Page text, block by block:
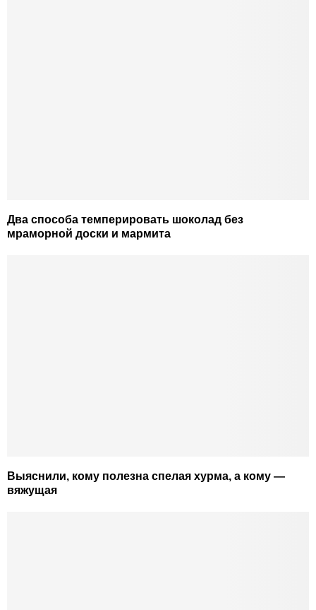
Два способа темперировать шоколад без
мраморной доски и мармита
Выяснили, кому полезна спелая хурма, а кому —
вяжущая